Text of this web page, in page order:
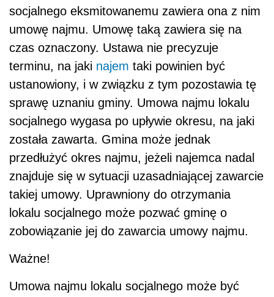
socjalnego eksmitowanemu zawiera ona z nim
umowę najmu. Umowę taką zawiera się na
czas oznaczony. Ustawa nie precyzuje
terminu, na jaki najem taki powinien być
ustanowiony, i w związku z tym pozostawia tę
sprawę uznaniu gminy. Umowa najmu lokalu
socjalnego wygasa po upływie okresu, na jaki
została zawarta. Gmina może jednak
przedłużyć okres najmu, jeżeli najemca nadal
znajduje się w sytuacji uzasadniającej zawarcie
takiej umowy. Uprawniony do otrzymania
lokalu socjalnego może pozwać gminę o
zobowiązanie jej do zawarcia umowy najmu.
Ważne!
Umowa najmu lokalu socjalnego może być